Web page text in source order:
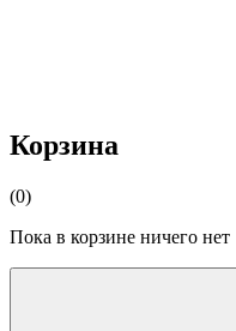
Корзина
(0)
Пока в корзине ничего нет